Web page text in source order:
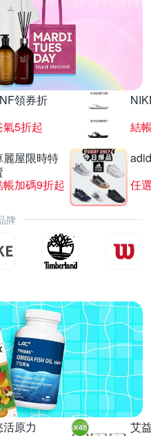
領券折
氣5折起
結
麗屋限時特
帳加碼9折起
任
牌
活原力
艾